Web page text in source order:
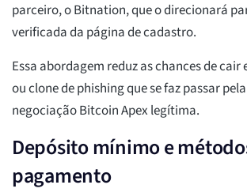
parceiro, o Bitnation, que o direcionará
verificada da página de cadastro.
Essa abordagem reduz as chances de cair
ou clone de phishing que se faz passar
negociação Bitcoin Apex legítima.
Depósito mínimo e
pagamento